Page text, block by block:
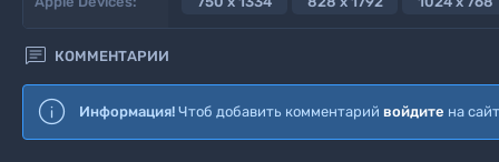
 КОММЕНТАРИИ
Информация! Чтоб добавить комментарий войдите на